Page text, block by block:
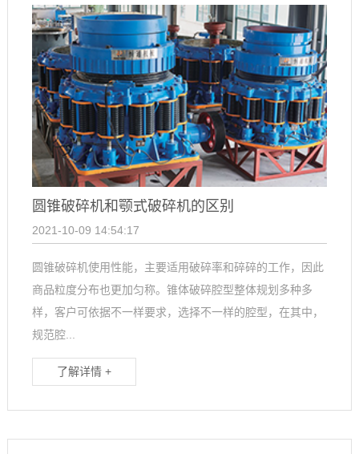
圆锥破碎机和颚式破碎机的区别
2021-10-09 14:54:17
圆锥破碎机使用性能，主要适用破碎率和碎碎的工作，因此
商品粒度分布也更加匀称。锥体破碎腔型整体规划多种多
样，客户可依据不一样要求，选择不一样的腔型，在其中，
规范腔...
了解详情 +